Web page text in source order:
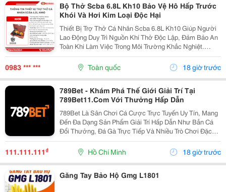
Bộ Thở Scba 6.8L Kh10 Bảo Vệ Hô Hấp Trước
Khói Và Hơi Kim Loại Độc Hại
Thiết Bị Trợ Thở Cá Nhân Scba 6.8L Kh10 Giúp Người
Lao Động Duy Trì Nguồn Khí Thở Độc Lập, Đảm Bảo An
Toàn Khi Làm Việc Trong Môi Trường Khắc Nghiệt.
Trong Điều Kiện Có Khói Dày Đặc, Khí Độc Hoặc Thiếu
Oxy, Thiết Bị Bảo Vệ Hô Hấp Chuyên Dụng Là Trang...
0983 *** *** Toàn quốc 18 giờ trước
789Bet - Khám Phá Thế Giới Giải Trí Tại
789Bet11.Com Với Thưởng Hấp Dẫn
789Bet Là Sân Chơi Cá Cược Trực Tuyến Uy Tín, Mang
Đến Đa Dạng Sản Phẩm Giải Trí Hấp Dẫn Như Bắn Cá
Đổi Thưởng, Đá Gà Trực Tiếp Và Nhiều Trò Chơi Đặc
Sắc Khác. Với Hệ Thống Bảo Mật Hiện Đại, Giao Dịch
Nhanh Chóng Cùng Dịch Vụ Chăm Sóc Khách Hàng
111.111.111₫ Hồ Chí Minh 18 giờ trước
Găng Tay Bảo Hộ Gmg L1801